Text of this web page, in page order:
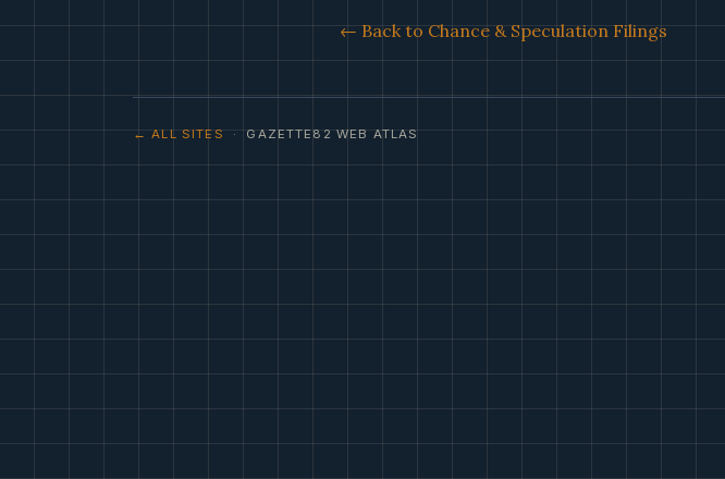
← Back to Chance & Speculation Filings
← ALL SITES· GAZETTE82 WEB ATLAS